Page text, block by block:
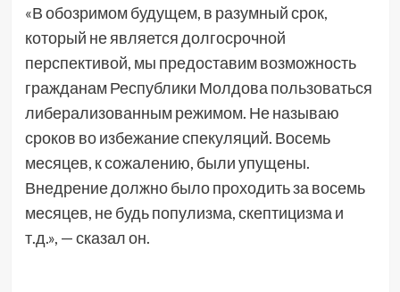
«В обозримом будущем, в разумный срок,
который не является долгосрочной
перспективой, мы предоставим возможность
гражданам Республики Молдова пользоваться
либерализованным режимом. Не называю
сроков во избежание спекуляций. Восемь
месяцев, к сожалению, были упущены.
Внедрение должно было проходить за восемь
месяцев, не будь популизма, скептицизма и
т.д.», — сказал он.